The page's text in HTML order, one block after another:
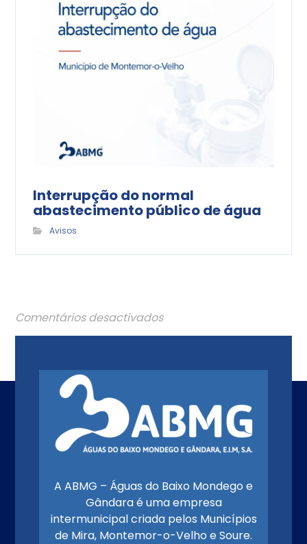
Interrupção do normal
abastecimento público de água
Avisos
Comentários desactivados
A ABMG – Águas do Baixo Mondego e
Gândara é uma empresa
intermunicipal criada pelos Municípios
de Mira, Montemor-o-Velho e Soure.